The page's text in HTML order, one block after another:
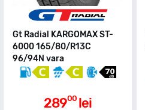
Gt Radial KARGOMAX ST-
6000 165/80/R13C
96/94N vara
28900 lei